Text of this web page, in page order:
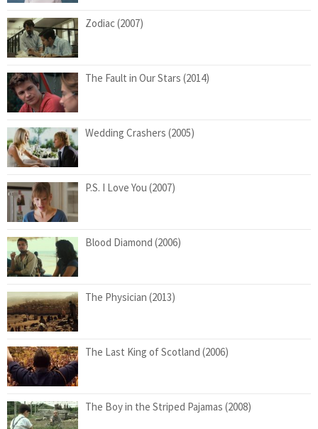
Zodiac (2007)
The Fault in Our Stars (2014)
Wedding Crashers (2005)
P.S. I Love You (2007)
Blood Diamond (2006)
The Physician (2013)
The Last King of Scotland (2006)
The Boy in the Striped Pajamas (2008)